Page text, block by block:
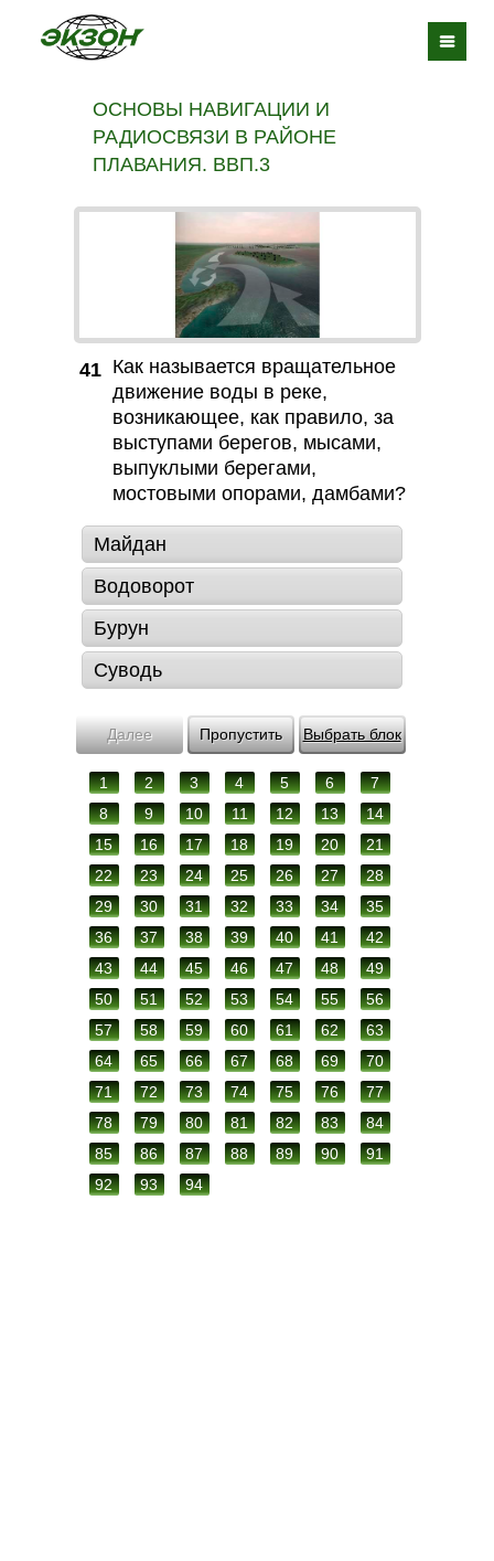
ОСНОВЫ НАВИГАЦИИ И
РАДИОСВЯЗИ В РАЙОНЕ
ПЛАВАНИЯ. ВВП.3
41 Как называется вращательное
движение воды в реке,
возникающее, как правило, за
выступами берегов, мысами,
выпуклыми берегами,
мостовыми опорами, дамбами?
Майдан
Водоворот
Бурун
Суводь
Далее Пропустить Выбрать блок
1 2 3 4 5 6
7
8
9 10 11 12 13
14
15
16 17 18 19 20
21
22
23 24 25 26 27
28
29
30 31 32 33 34
35
36
37 38 39 40 41
42
43
44 45 46 47 48
49
50
51 52 53 54 55
56
57
58 59 60 61 62
63
64
65 66 67 68 69
70
71
72 73 74 75 76
77
78
79 80 81 82 83
84
85
86 87 88 89 90
91
92
93 94